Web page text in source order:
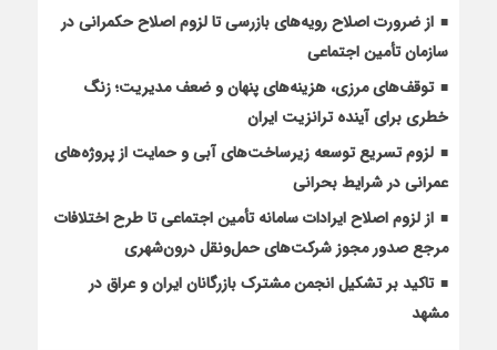
از ضرورت اصلاح رویه‌های بازرسی تا لزوم اصلاح حکمرانی در
سازمان تأمین اجتماعی
توقف‌های مرزی، هزینه‌های پنهان و ضعف مدیریت؛ زنگ
خطری برای آینده ترانزیت ایران
لزوم تسریع توسعه زیرساخت‌های آبی و حمایت از پروژه‌های
عمرانی در شرایط بحرانی
از لزوم اصلاح ایرادات سامانه تأمین اجتماعی تا طرح اختلافات
مرجع صدور مجوز شرکت‌های حمل‌ونقل درون‌شهری
تاکید بر تشکیل انجمن مشترک بازرگانان ایران و عراق در
مشهد